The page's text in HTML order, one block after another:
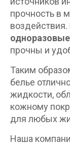
прочность в
прочны и
Таким
белье
жидкости,
кожному
для любых
Наша